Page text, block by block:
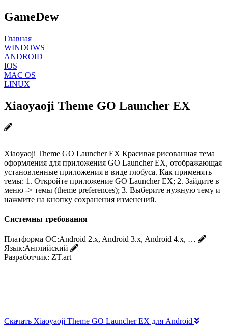
GameDew
Главная
WINDOWS
ANDROID
IOS
MAC OS
LINUX
Xiaoyaoji Theme GO Launcher EX
Xiaoyaoji Theme GO Launcher EX Красивая рисованная тема
оформления для приложения GO Launcher EX, отображающая
установленные приложения в виде глобуса. Как применять
темы: 1. Откройте приложение GO Launcher EX; 2. Зайдите в
меню -> темы (theme preferences); 3. Выберите нужную тему и
нажмите на кнопку сохранения изменений.
Системны требования
Платформа ОС:Android 2.x, Android 3.x, Android 4.x, …
Язык:Английский
Разработчик: ZT.art
Скачать Xiaoyaoji Theme GO Launcher EX для Android